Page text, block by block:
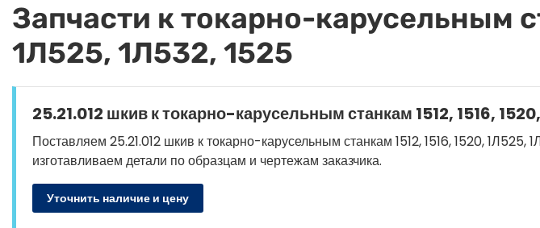
Запчасти к токарно-карусельным
1Л525, 1Л532, 1525
25.21.012 шкив к токарно-карусельным станкам 1512, 1516,
Поставляем 25.21.012 шкив к токарно-карусельным станкам 1512, 1516, 1520, 1Л525,
изготавливаем детали по образцам и чертежам заказчика.
Уточнить наличие и цену